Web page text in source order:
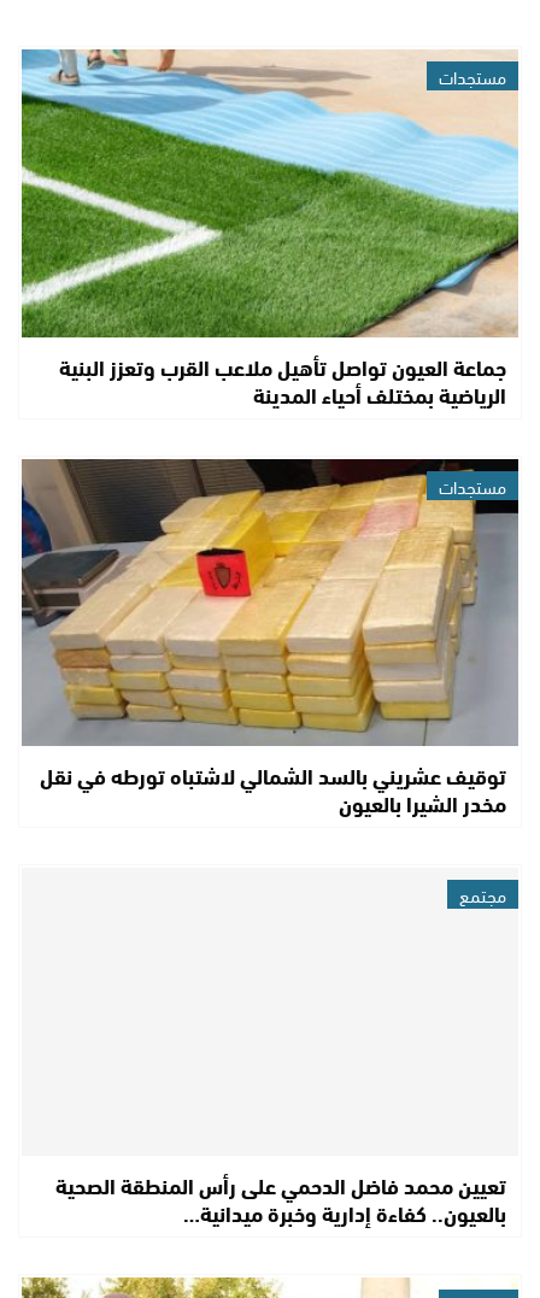
مستجدات
جماعة العيون تواصل تأهيل ملاعب القرب وتعزز البنية
الرياضية بمختلف أحياء المدينة
مستجدات
توقيف عشريني بالسد الشمالي لاشتباه تورطه في نقل
مخدر الشيرا بالعيون
مجتمع
تعيين محمد فاضل الدحمي على رأس المنطقة الصحية
بالعيون.. كفاءة إدارية وخبرة ميدانية…